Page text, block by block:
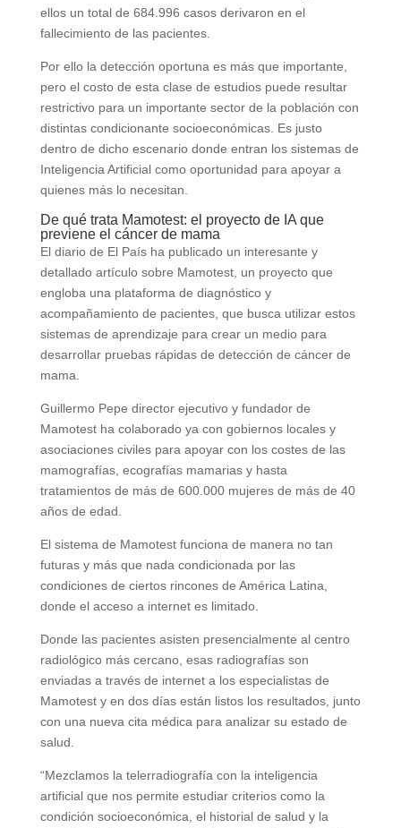
ellos un total de 684.996 casos derivaron en el
fallecimiento de las pacientes.
Por ello la detección oportuna es más que importante,
pero el costo de esta clase de estudios puede resultar
restrictivo para un importante sector de la población con
distintas condicionante socioeconómicas. Es justo
dentro de dicho escenario donde entran los sistemas de
Inteligencia Artificial como oportunidad para apoyar a
quienes más lo necesitan.
De qué trata Mamotest: el proyecto de IA que
previene el cáncer de mama
El diario de El País ha publicado un interesante y
detallado artículo sobre Mamotest, un proyecto que
engloba una plataforma de diagnóstico y
acompañamiento de pacientes, que busca utilizar estos
sistemas de aprendizaje para crear un medio para
desarrollar pruebas rápidas de detección de cáncer de
mama.
Guillermo Pepe director ejecutivo y fundador de
Mamotest ha colaborado ya con gobiernos locales y
asociaciones civiles para apoyar con los costes de las
mamografías, ecografías mamarias y hasta
tratamientos de más de 600.000 mujeres de más de 40
años de edad.
El sistema de Mamotest funciona de manera no tan
futuras y más que nada condicionada por las
condiciones de ciertos rincones de América Latina,
donde el acceso a internet es limitado.
Donde las pacientes asisten presencialmente al centro
radiológico más cercano, esas radiografías son
enviadas a través de internet a los especialistas de
Mamotest y en dos días están listos los resultados, junto
con una nueva cita médica para analizar su estado de
salud.
“Mezclamos la telerradiografía con la inteligencia
artificial que nos permite estudiar criterios como la
condición socioeconómica, el historial de salud y la